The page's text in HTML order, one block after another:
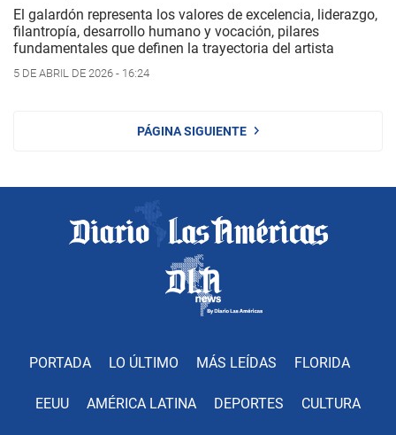
El galardón representa los valores de excelencia, liderazgo,
filantropía, desarrollo humano y vocación, pilares
fundamentales que definen la trayectoria del artista
5 DE ABRIL DE 2026 - 16:24
PÁGINA SIGUIENTE
PORTADA LO ÚLTIMO MÁS LEÍDAS FLORIDA
EEUU AMÉRICA LATINA DEPORTES CULTURA